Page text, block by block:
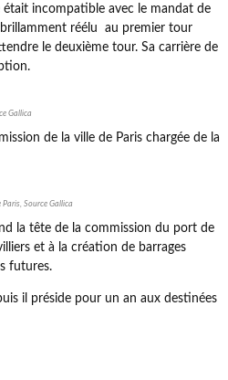
incompatible avec le mandat de
réélu au premier tour
le deuxième tour. Sa carrière de
Gallica
de la ville de Paris chargée de la
Source Gallica
la tête de la commission du port de
et à la création de barrages
futures.
il préside pour un an aux destinées